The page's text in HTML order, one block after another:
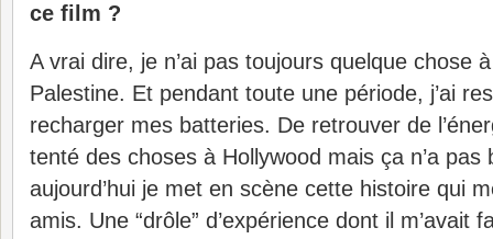
ce film ?
A vrai dire, je n’ai pas toujours quelque chose
Palestine. Et pendant toute une période, j’ai
recharger mes batteries. De retrouver de
tenté des choses à Hollywood mais ça n’a pas
aujourd’hui je met en scène cette histoire qui
amis. Une “drôle” d’expérience dont il m’avait